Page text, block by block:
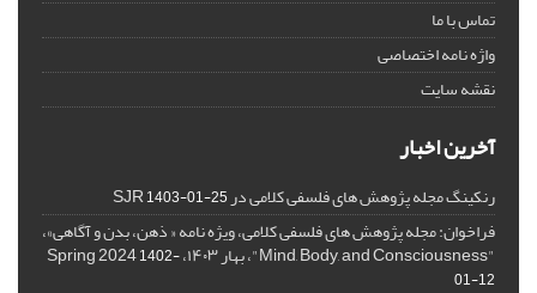
تماس با ما
واژه نامه اختصاصی
نقشه سایت
آخرین اخبار
رنکینگ مجله پژوهش های فلسفی کلامی در SJR1403-01-25
فراخوان: مجله پژوهش های فلسفی کلامی، ویژه نامه « ذهن، بدن و آگاهی»،
"Mind, Body, and Consciousness"، بهار ۱۴۰۳، Spring 2024
1402-
01-12